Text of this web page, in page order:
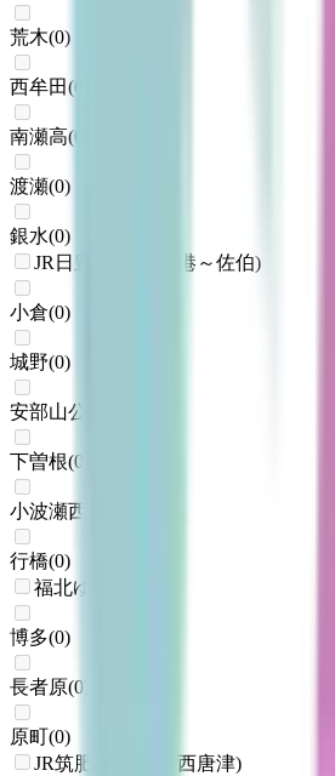
荒木(0)
西牟田(0
南瀬高(0
渡瀬(0)
銀水(0)
JR日豊本線(門司港～佐伯)
小倉(0)
城野(0)
安部山公園
下曽根(0
小波瀬西工大前
行橋(0)
福北ゆたか線
博多(0)
長者原(0
原町(0)
JR筑肥線(姪浜～西唐津)